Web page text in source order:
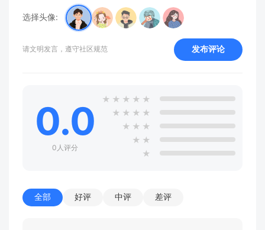
选择头像:
请文明发言，遵守社区规范 发布评论
0.0
0人评分
★ ★ ★ ★ ★
★ ★ ★ ★
★ ★ ★
★ ★
★
全部 好评 中评 差评